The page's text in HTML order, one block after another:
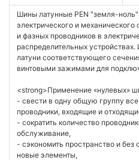
Шины латунные PEN "земля-
электрического и
и фазных проводников в
распределительных
латуни соответствующего
винтовыми зажимами для
<strong>Применение «нулевых»
- свести в одну общую группу
проводники, входящие и
- сократить количество
обслуживание,
- сэкономить пространство и
новые элементы,